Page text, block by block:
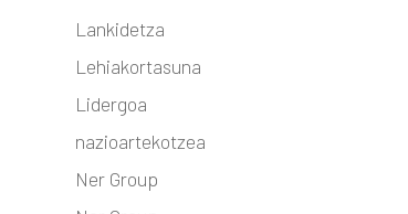
Lankidetza
Lehiakortasuna
Lidergoa
nazioartekotzea
Ner Group